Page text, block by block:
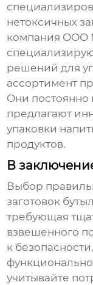
нетоксичных
компания ООО
решений для
ассортимент
Они постоянно
предлагают
упаковки
продуктов.
В
Выбор
заготовок
требующая
взвешенного
к
учитывайте